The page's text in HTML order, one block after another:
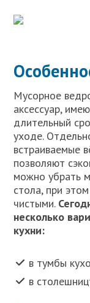
Мусорное
аксессуар,
длительный
уходе.
встраиваемые
позволяют
можно убрать
стола, при
чистыми.
несколько
кухни:
в тумбы
в